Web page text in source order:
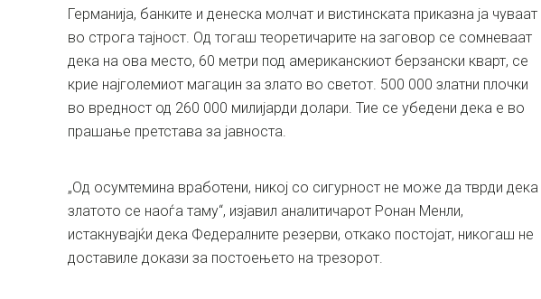
Германија, банките и денеска молчат и вистинската приказна ја чуваат
во строга тајност. Од тогаш теоретичарите на заговор се сомневаат
дека на ова место, 60 метри под американскиот берзански кварт, се
крие најголемиот магацин за злато во светот. 500 000 златни плочки
во вредност од 260 000 милијарди долари. Тие се убедени дека е во
прашање претстава за јавноста.
„Од осумтемина вработени, никој со сигурност не може да тврди дека
златото се наоѓа таму“, изјавил аналитичарот Ронан Менли,
истакнувајќи дека Федералните резерви, откако постојат, никогаш не
доставиле докази за постоењето на трезорот.